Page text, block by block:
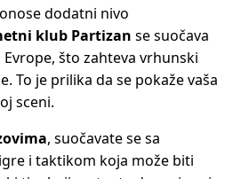
dodatni nivo
klub Partizan se suočava
što zahteva vrhunski
To je prilika da se pokaže vaša
sceni.
, suočavate se sa
i taktikom koja može biti